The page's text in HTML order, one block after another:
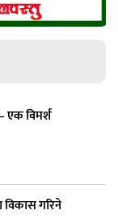
एक विमर्श
विकास गरिने